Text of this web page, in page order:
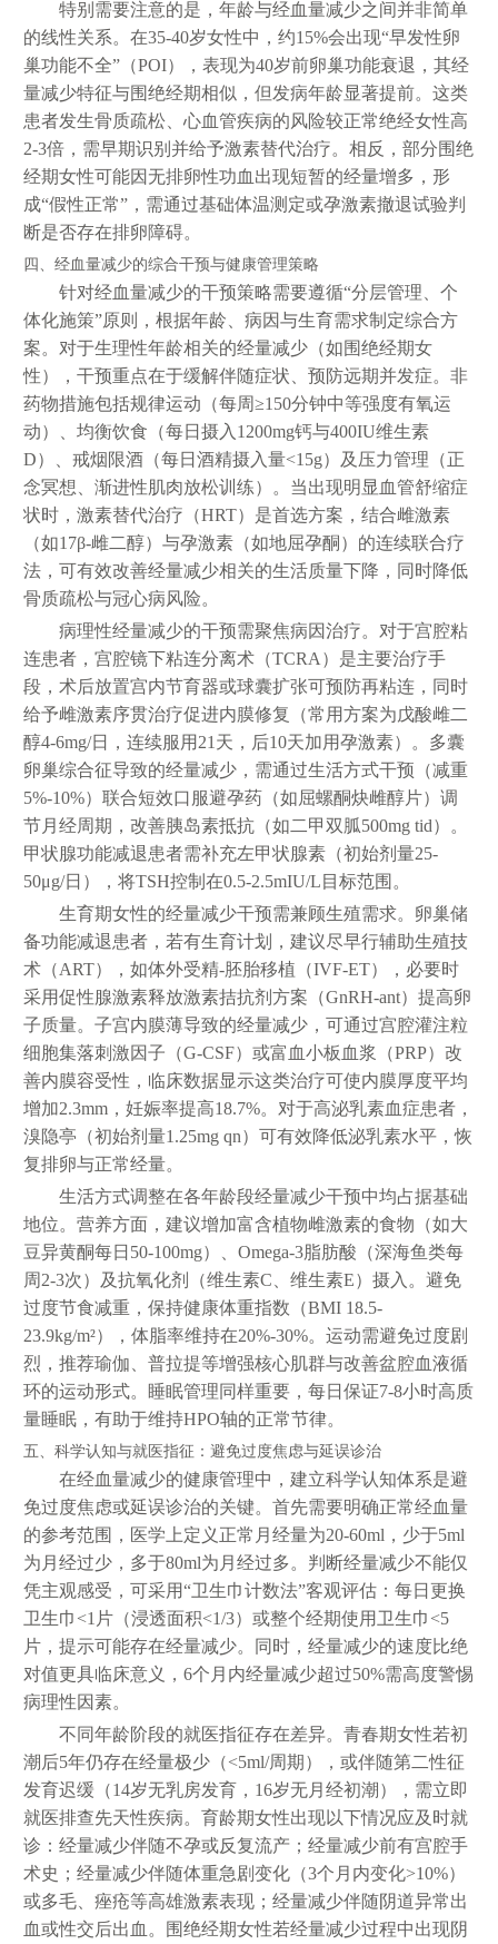
特别需要注意的是，年龄与经血量减少之间并非简单
的线性关系。在35-40岁女性中，约15%会出现“早发性卵
巢功能不全”（POI），表现为40岁前卵巢功能衰退，其经
量减少特征与围绝经期相似，但发病年龄显著提前。这类
患者发生骨质疏松、心血管疾病的风险较正常绝经女性高
2-3倍，需早期识别并给予激素替代治疗。相反，部分围绝
经期女性可能因无排卵性功血出现短暂的经量增多，形
成“假性正常”，需通过基础体温测定或孕激素撤退试验判
断是否存在排卵障碍。
四、经血量减少的综合干预与健康管理策略
针对经血量减少的干预策略需要遵循“分层管理、个
体化施策”原则，根据年龄、病因与生育需求制定综合方
案。对于生理性年龄相关的经量减少（如围绝经期女
性），干预重点在于缓解伴随症状、预防远期并发症。非
药物措施包括规律运动（每周≥150分钟中等强度有氧运
动）、均衡饮食（每日摄入1200mg钙与400IU维生素
D）、戒烟限酒（每日酒精摄入量<15g）及压力管理（正
念冥想、渐进性肌肉放松训练）。当出现明显血管舒缩症
状时，激素替代治疗（HRT）是首选方案，结合雌激素
（如17β-雌二醇）与孕激素（如地屈孕酮）的连续联合疗
法，可有效改善经量减少相关的生活质量下降，同时降低
骨质疏松与冠心病风险。
病理性经量减少的干预需聚焦病因治疗。对于宫腔粘
连患者，宫腔镜下粘连分离术（TCRA）是主要治疗手
段，术后放置宫内节育器或球囊扩张可预防再粘连，同时
给予雌激素序贯治疗促进内膜修复（常用方案为戊酸雌二
醇4-6mg/日，连续服用21天，后10天加用孕激素）。多囊
卵巢综合征导致的经量减少，需通过生活方式干预（减重
5%-10%）联合短效口服避孕药（如屈螺酮炔雌醇片）调
节月经周期，改善胰岛素抵抗（如二甲双胍500mg tid）。
甲状腺功能减退患者需补充左甲状腺素（初始剂量25-
50μg/日），将TSH控制在0.5-2.5mIU/L目标范围。
生育期女性的经量减少干预需兼顾生殖需求。卵巢储
备功能减退患者，若有生育计划，建议尽早行辅助生殖技
术（ART），如体外受精-胚胎移植（IVF-ET），必要时
采用促性腺激素释放激素拮抗剂方案（GnRH-ant）提高卵
子质量。子宫内膜薄导致的经量减少，可通过宫腔灌注粒
细胞集落刺激因子（G-CSF）或富血小板血浆（PRP）改
善内膜容受性，临床数据显示这类治疗可使内膜厚度平均
增加2.3mm，妊娠率提高18.7%。对于高泌乳素血症患者，
溴隐亭（初始剂量1.25mg qn）可有效降低泌乳素水平，恢
复排卵与正常经量。
生活方式调整在各年龄段经量减少干预中均占据基础
地位。营养方面，建议增加富含植物雌激素的食物（如大
豆异黄酮每日50-100mg）、Omega-3脂肪酸（深海鱼类每
周2-3次）及抗氧化剂（维生素C、维生素E）摄入。避免
过度节食减重，保持健康体重指数（BMI 18.5-
23.9kg/m²），体脂率维持在20%-30%。运动需避免过度剧
烈，推荐瑜伽、普拉提等增强核心肌群与改善盆腔血液循
环的运动形式。睡眠管理同样重要，每日保证7-8小时高质
量睡眠，有助于维持HPO轴的正常节律。
五、科学认知与就医指征：避免过度焦虑与延误诊治
在经血量减少的健康管理中，建立科学认知体系是避
免过度焦虑或延误诊治的关键。首先需要明确正常经血量
的参考范围，医学上定义正常月经量为20-60ml，少于5ml
为月经过少，多于80ml为月经过多。判断经量减少不能仅
凭主观感受，可采用“卫生巾计数法”客观评估：每日更换
卫生巾<1片（浸透面积<1/3）或整个经期使用卫生巾<5
片，提示可能存在经量减少。同时，经量减少的速度比绝
对值更具临床意义，6个月内经量减少超过50%需高度警惕
病理性因素。
不同年龄阶段的就医指征存在差异。青春期女性若初
潮后5年仍存在经量极少（<5ml/周期），或伴随第二性征
发育迟缓（14岁无乳房发育，16岁无月经初潮），需立即
就医排查先天性疾病。育龄期女性出现以下情况应及时就
诊：经量减少伴随不孕或反复流产；经量减少前有宫腔手
术史；经量减少伴随体重急剧变化（3个月内变化>10%）
或多毛、痤疮等高雄激素表现；经量减少伴随阴道异常出
血或性交后出血。围绝经期女性若经量减少过程中出现阴